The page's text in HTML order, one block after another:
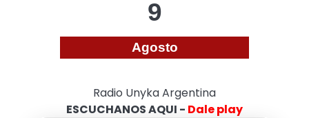
9
Agosto
Radio Unyka Argentina
ESCUCHANOS AQUI - Dale play